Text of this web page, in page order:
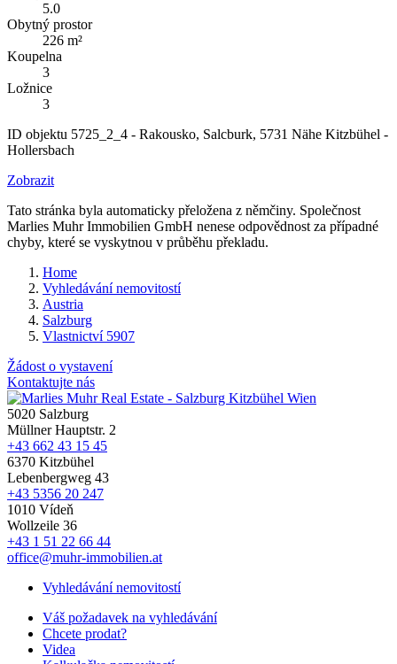
5.0
Obytný prostor
226 m²
Koupelna
3
Ložnice
3
ID objektu 5725_2_4 - Rakousko, Salcburk, 5731 Nähe Kitzbühel -
Hollersbach
Zobrazit
Tato stránka byla automaticky přeložena z němčiny. Společnost
Marlies Muhr Immobilien GmbH nenese odpovědnost za případné
chyby, které se vyskytnou v průběhu překladu.
Home
Vyhledávání nemovitostí
Austria
Salzburg
Vlastnictví 5907
Žádost o vystavení
Kontaktujte nás
5020 Salzburg
Müllner Hauptstr. 2
+43 662 43 15 45
6370 Kitzbühel
Lebenbergweg 43
+43 5356 20 247
1010 Vídeň
Wollzeile 36
+43 1 51 22 66 44
office@muhr-immobilien.at
Vyhledávání nemovitostí
Váš požadavek na vyhledávání
Chcete prodat?
Videa